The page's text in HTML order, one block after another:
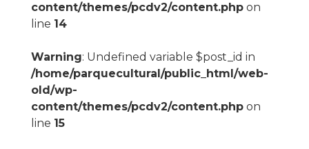
content/themes/pcdv2/content.phpon
line 14
Warning: Undefined variable $post_id in
/home/parquecultural/public_html/web-
old/wp-
content/themes/pcdv2/content.phpon
line 15